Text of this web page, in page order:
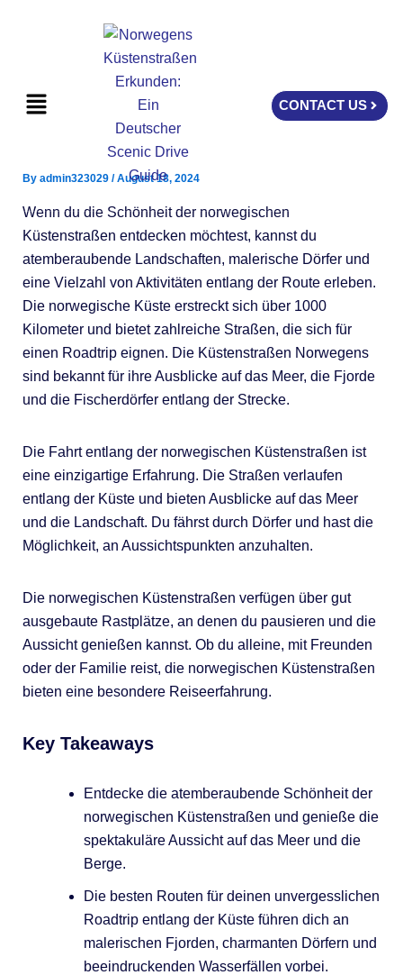
Menu CONTACT US
By admin323029 /August 18, 2024
Wenn du die Schönheit der norwegischen
Küstenstraßen entdecken möchtest, kannst du
atemberaubende Landschaften, malerische Dörfer und
eine Vielzahl von Aktivitäten entlang der Route erleben.
Die norwegische Küste erstreckt sich über 1000
Kilometer und bietet zahlreiche Straßen, die sich für
einen Roadtrip eignen. Die Küstenstraßen Norwegens
sind bekannt für ihre Ausblicke auf das Meer, die Fjorde
und die Fischerdörfer entlang der Strecke.
Die Fahrt entlang der norwegischen Küstenstraßen ist
eine einzigartige Erfahrung. Die Straßen verlaufen
entlang der Küste und bieten Ausblicke auf das Meer
und die Landschaft. Du fährst durch Dörfer und hast die
Möglichkeit, an Aussichtspunkten anzuhalten.
Die norwegischen Küstenstraßen verfügen über gut
ausgebaute Rastplätze, an denen du pausieren und die
Aussicht genießen kannst. Ob du alleine, mit Freunden
oder der Familie reist, die norwegischen Küstenstraßen
bieten eine besondere Reiseerfahrung.
Key Takeaways
Entdecke die atemberaubende Schönheit der
norwegischen Küstenstraßen und genieße die
spektakuläre Aussicht auf das Meer und die
Berge.
Die besten Routen für deinen unvergesslichen
Roadtrip entlang der Küste führen dich an
malerischen Fjorden, charmanten Dörfern und
beeindruckenden Wasserfällen vorbei.